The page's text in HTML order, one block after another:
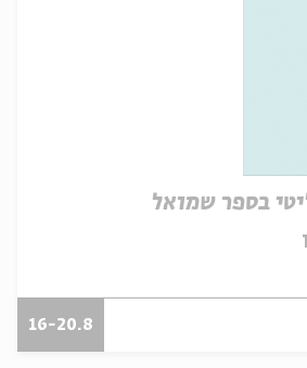
בספר שמואל
16-20.8